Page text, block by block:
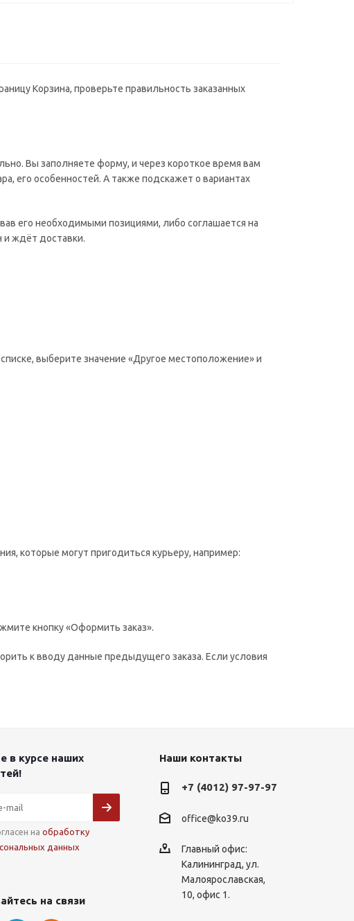
Корзина, проверьте правильность заказанных
Вы заполняете форму, и через короткое время вам
его особенностей. А также подскажет о вариантах
его необходимыми позициями, либо соглашается на
и ждёт доставки.
выберите значение «Другое местоположение» и
которые могут пригодиться курьеру, например:
кнопку «Оформить заказ».
к вводу данные предыдущего заказа. Если условия
в курсе наших
на обработку
данных
на связи
Наши контакты
+7 (4012) 97-97-97
office@ko39.ru
Главный офис:
Калининград, ул.
Малоярославская,
10, офис 1.